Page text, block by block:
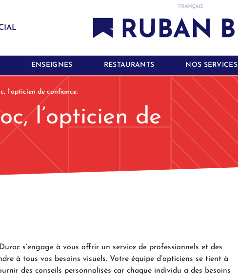
FRANÇAIS
ENSEIGNES RESTAURANTS NOS SERVICES
l’opticien de confiance.
l’opticien de
s’engage à vous offrir un service de professionnels et des
à tous vos besoins visuels. Votre équipe d’opticiens se tient à
des conseils personnalisés car chaque individu a des besoins